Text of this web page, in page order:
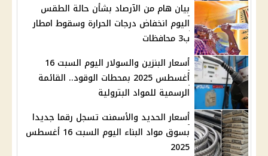
بيان هام من الآرصاد بشأن حالة الطقس
اليوم انخفاض درجات الحرارة وسقوط امطار
ب3 محافظات
أسعار البنزين والسولار اليوم السبت 16
أغسطس 2025 بمحطات الوقود.. القائمة
الرسمية للمواد البترولية
أسعار الحديد والأسمنت تسجل رقما جديدا
بسوق مواد البناء اليوم السبت 16 أغسطس
2025